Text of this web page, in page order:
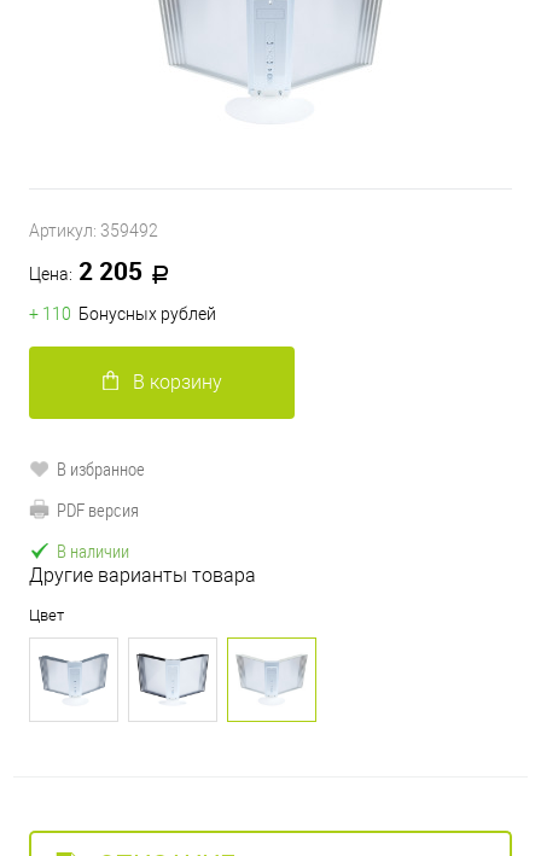
Артикул: 359492
Цена: 2 205
+ 110 Бонусных рублей
В корзину
В избранное
PDF версия
В наличии
Другие варианты товара
Цвет